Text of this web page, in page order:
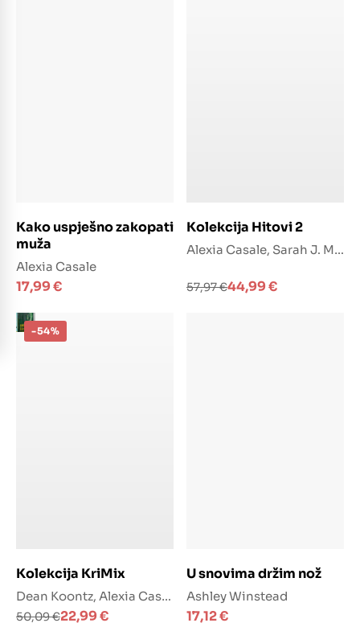
Kako uspješno zakopati
muža
Alexia Casale
17,99€
Kolekcija Hitovi 2
Alexia Casale, Sarah J. Maas
57,97€
Izvorna44,99€
Trenutna
-54%
Kolekcija KriMix
Dean Koontz, Alexia Casale, Riley Sager
50,09€
Izvorna22,99€
Trenutna
U snovima držim nož
Ashley Winstead
17,12€